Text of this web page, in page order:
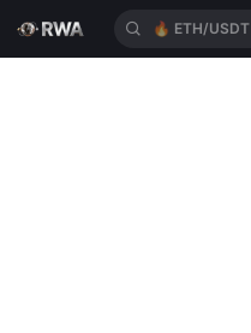
🔥 ETH/USDT